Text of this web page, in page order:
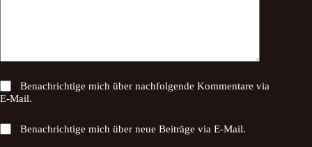
Benachrichtige mich über nachfolgende Kommentare via
E-Mail.
Benachrichtige mich über neue Beiträge via E-Mail.